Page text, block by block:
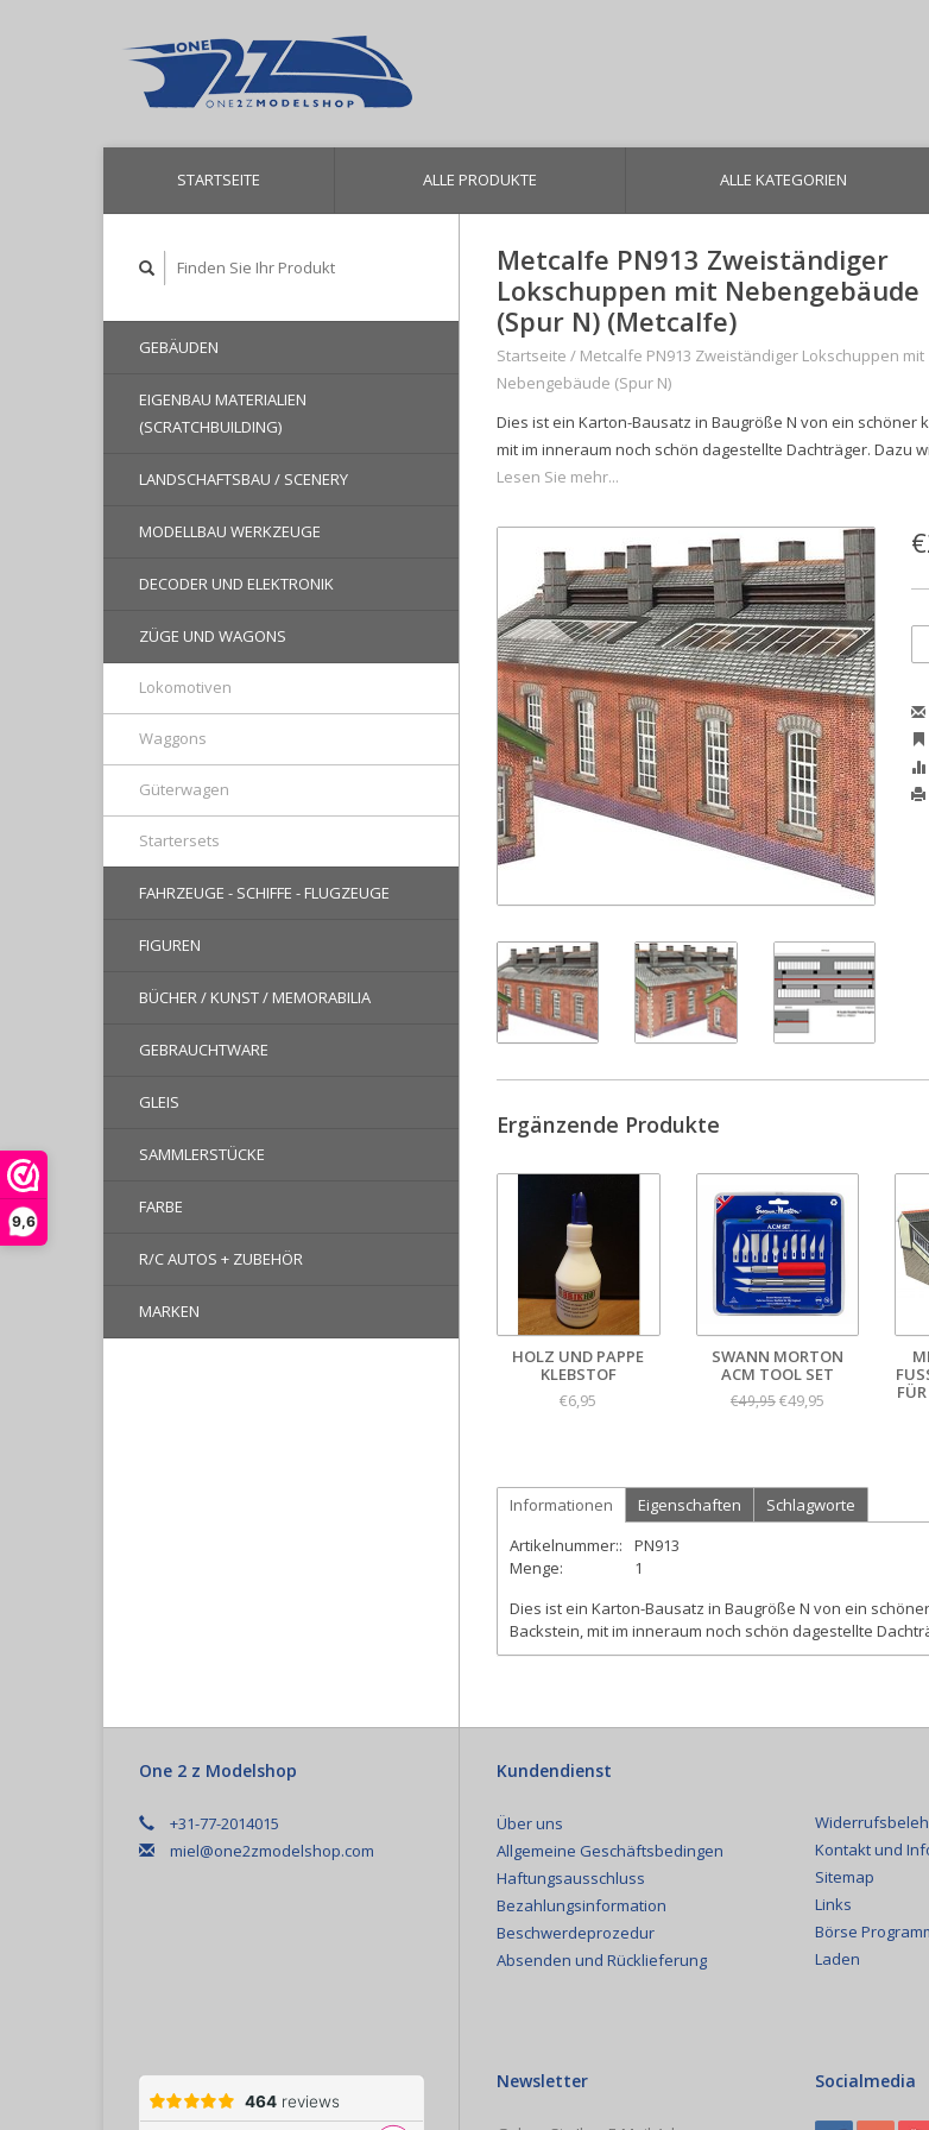
9,6
STARTSEITE ALLE PRODUKTE ALLE KATEGORIEN
GEBÄUDEN
EIGENBAU MATERIALIEN
(SCRATCHBUILDING)
LANDSCHAFTSBAU / SCENERY
MODELLBAU WERKZEUGE
DECODER UND ELEKTRONIK
ZÜGE UND WAGONS
Lokomotiven
Waggons
Güterwagen
Startersets
FAHRZEUGE - SCHIFFE - FLUGZEUGE
FIGUREN
BÜCHER / KUNST / MEMORABILIA
GEBRAUCHTWARE
GLEIS
SAMMLERSTÜCKE
FARBE
R/C AUTOS + ZUBEHÖR
MARKEN
Metcalfe PN913 Zweiständiger
Lokschuppen mit Nebengebäude
(Spur N) (Metcalfe)
Startseite / Metcalfe PN913 Zweiständiger Lokschuppen mit
Nebengebäude (Spur N)
Dies ist ein Karton-Bausatz in Baugröße N von ein
mit im inneraum noch schön dagestellte Dachträger. Dazu
Lesen Sie mehr...
Ergänzende Produkte
HOLZ UND PAPPE
KLEBSTOF
€6,95
SWANN MORTON
ACM TOOL SET
€49,95€49,95
ÜR
Informationen Eigenschaften
Schlagworte
Artikelnummer::
PN913
Menge:
1
Dies ist ein Karton-Bausatz in Baugröße N von ein
Backstein, mit im inneraum noch schön dagestellte
One 2 z Modelshop
+31-77-2014015
miel@one2zmodelshop.com
Kundendienst
Über uns
Allgemeine Geschäftsbedingen
Haftungsausschluss
Bezahlungsinformation
Beschwerdeprozedur
Absenden und Rücklieferung
Kontakt und
Sitemap
Links
Börse
Laden
Newsletter Socialmedia